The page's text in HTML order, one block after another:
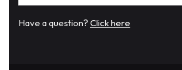
Have a question? Click here